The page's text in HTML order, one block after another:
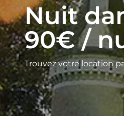
Nuit
90€ /
Trouvez votre location